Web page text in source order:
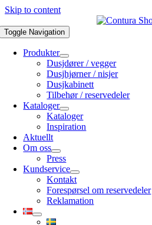
Skip to content
Toggle Navigation
Produkter
Dusjdører / vegger
Dusjhjørner / nisjer
Dusjkabinett
Tilbehør / reservedeler
Kataloger
Kataloger
Inspiration
Aktuellt
Om oss
Press
Kundservice
Kontakt
Forespørsel om reservedeler
Reklamation